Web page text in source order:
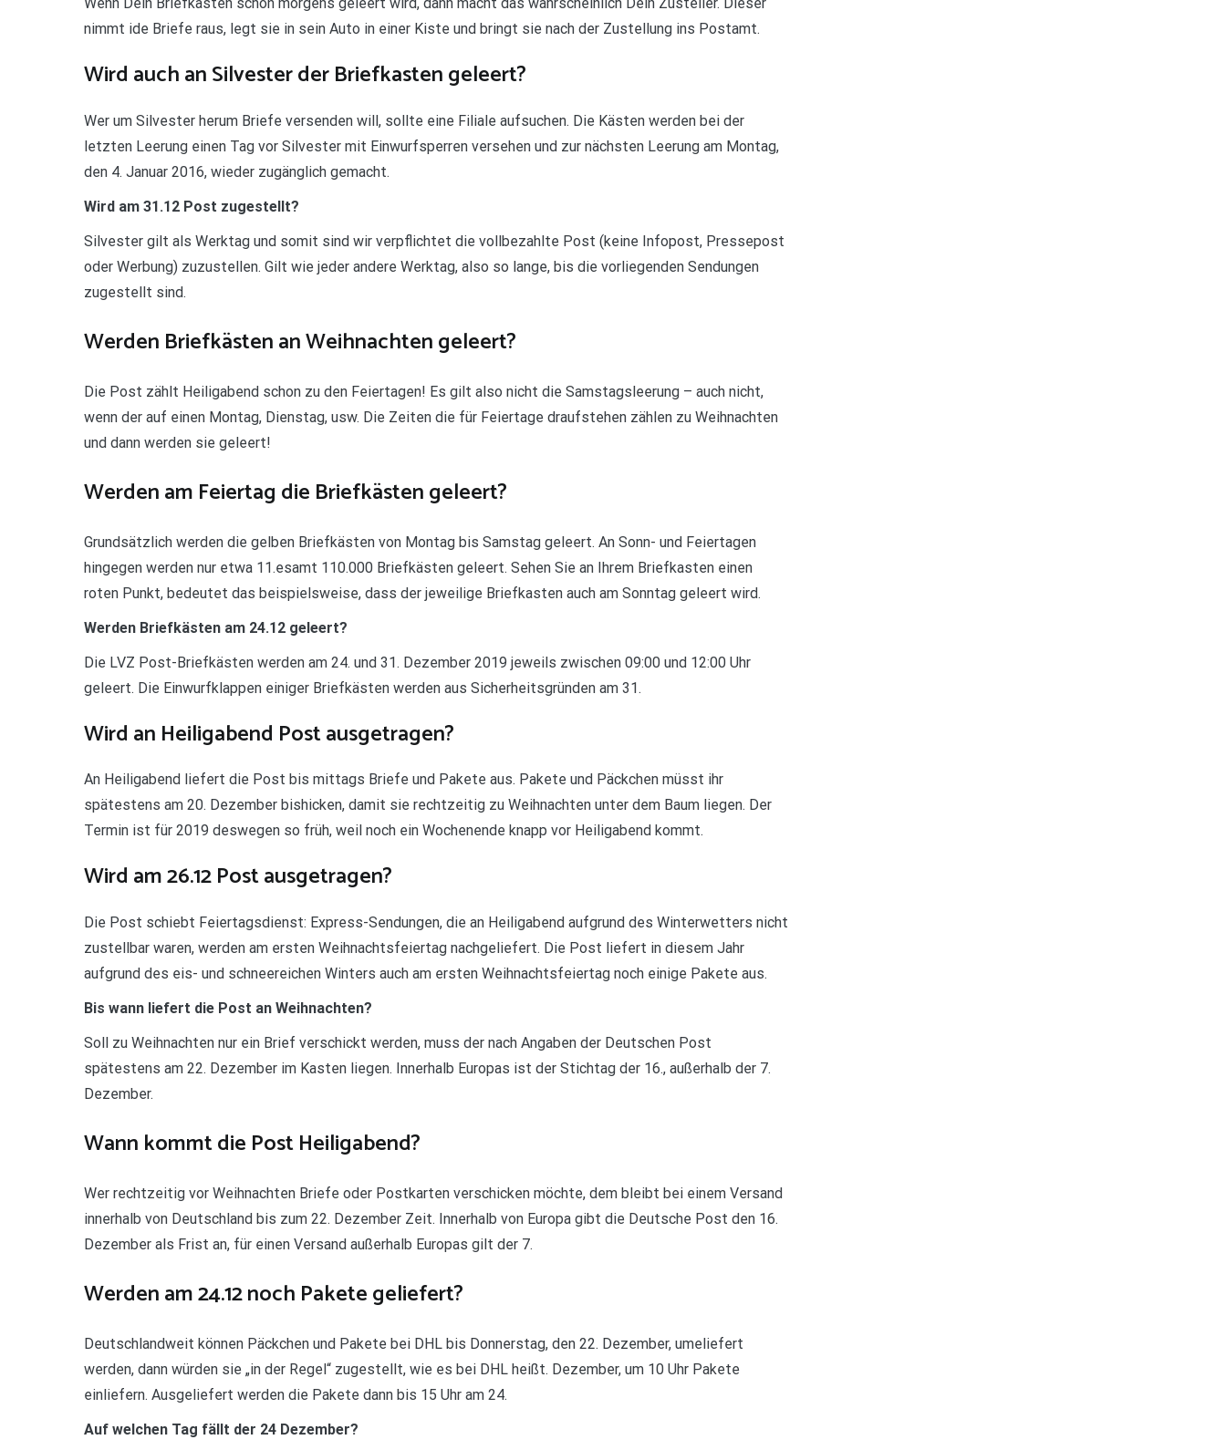
nimmt ide Briefe raus, legt sie in sein Auto in einer Kiste und bringt sie nach der Zustellung ins Postamt.
Wird auch an Silvester der Briefkasten geleert?
Wer um Silvester herum Briefe versenden will, sollte eine Filiale aufsuchen. Die Kästen werden bei der
letzten Leerung einen Tag vor Silvester mit Einwurfsperren versehen und zur nächsten Leerung am Montag,
den 4. Januar 2016, wieder zugänglich gemacht.
Wird am 31.12 Post zugestellt?
Silvester gilt als Werktag und somit sind wir verpflichtet die vollbezahlte Post (keine Infopost, Pressepost
oder Werbung) zuzustellen. Gilt wie jeder andere Werktag, also so lange, bis die vorliegenden Sendungen
zugestellt sind.
Werden Briefkästen an Weihnachten geleert?
Die Post zählt Heiligabend schon zu den Feiertagen! Es gilt also nicht die Samstagsleerung – auch nicht,
wenn der auf einen Montag, Dienstag, usw. Die Zeiten die für Feiertage draufstehen zählen zu Weihnachten
und dann werden sie geleert!
Werden am Feiertag die Briefkästen geleert?
Grundsätzlich werden die gelben Briefkästen von Montag bis Samstag geleert. An Sonn- und Feiertagen
hingegen werden nur etwa 11.esamt 110.000 Briefkästen geleert. Sehen Sie an Ihrem Briefkasten einen
roten Punkt, bedeutet das beispielsweise, dass der jeweilige Briefkasten auch am Sonntag geleert wird.
Werden Briefkästen am 24.12 geleert?
Die LVZ Post-Briefkästen werden am 24. und 31. Dezember 2019 jeweils zwischen 09:00 und 12:00 Uhr
geleert. Die Einwurfklappen einiger Briefkästen werden aus Sicherheitsgründen am 31.
Wird an Heiligabend Post ausgetragen?
An Heiligabend liefert die Post bis mittags Briefe und Pakete aus. Pakete und Päckchen müsst ihr
spätestens am 20. Dezember bishicken, damit sie rechtzeitig zu Weihnachten unter dem Baum liegen. Der
Termin ist für 2019 deswegen so früh, weil noch ein Wochenende knapp vor Heiligabend kommt.
Wird am 26.12 Post ausgetragen?
Die Post schiebt Feiertagsdienst: Express-Sendungen, die an Heiligabend aufgrund des Winterwetters nicht
zustellbar waren, werden am ersten Weihnachtsfeiertag nachgeliefert. Die Post liefert in diesem Jahr
aufgrund des eis- und schneereichen Winters auch am ersten Weihnachtsfeiertag noch einige Pakete aus.
Bis wann liefert die Post an Weihnachten?
Soll zu Weihnachten nur ein Brief verschickt werden, muss der nach Angaben der Deutschen Post
spätestens am 22. Dezember im Kasten liegen. Innerhalb Europas ist der Stichtag der 16., außerhalb der 7.
Dezember.
Wann kommt die Post Heiligabend?
Wer rechtzeitig vor Weihnachten Briefe oder Postkarten verschicken möchte, dem bleibt bei einem Versand
innerhalb von Deutschland bis zum 22. Dezember Zeit. Innerhalb von Europa gibt die Deutsche Post den 16.
Dezember als Frist an, für einen Versand außerhalb Europas gilt der 7.
Werden am 24.12 noch Pakete geliefert?
Deutschlandweit können Päckchen und Pakete bei DHL bis Donnerstag, den 22. Dezember, umeliefert
werden, dann würden sie „in der Regel“ zugestellt, wie es bei DHL heißt. Dezember, um 10 Uhr Pakete
einliefern. Ausgeliefert werden die Pakete dann bis 15 Uhr am 24.
Auf welchen Tag fällt der 24 Dezember?